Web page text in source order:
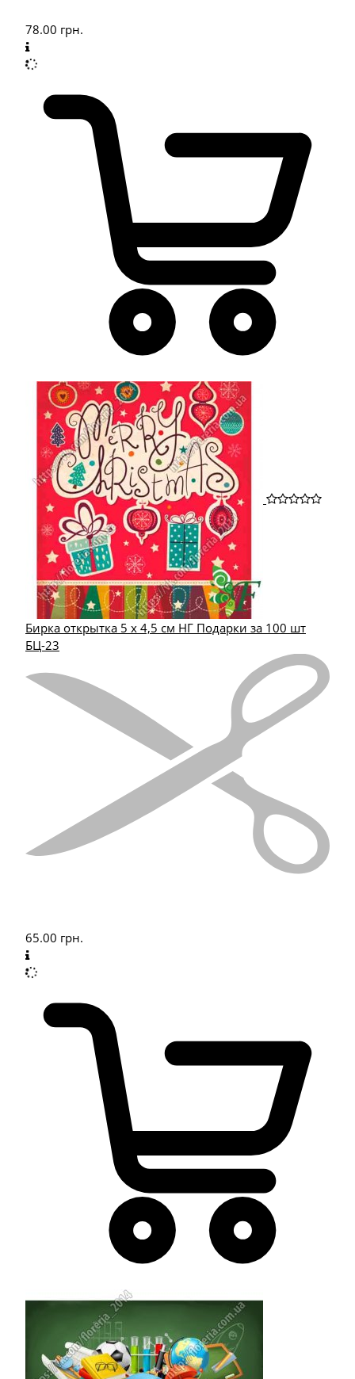
78.00 грн.
Бирка открытка 5 х 4,5 см НГ Подарки за 100 шт
БЦ-23
65.00 грн.